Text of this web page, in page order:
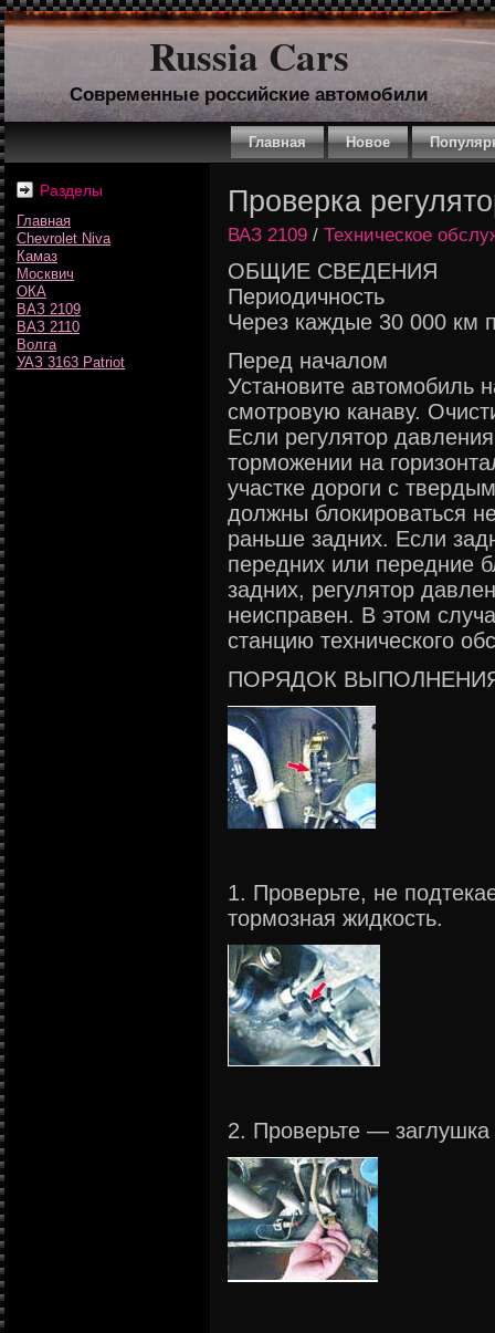
Russia Cars
Современные российские автомобили
Главная Новое
Разделы
Главная
Chevrolet Niva
Камаз
Москвич
ОКА
ВАЗ 2109
ВАЗ 2110
Волга
УАЗ 3163 Patriot
Проверка
ВАЗ 2109 / Техническое
ОБЩИЕ СВЕДЕНИЯ
Периодичность
Через каждые 30 000 км
Перед началом
Установите автомобиль
смотровую канаву.
Если регулятор
торможении на
участке дороги с
должны блокироваться
раньше задних. Если
передних или передние
задних, регулятор
неисправен. В этом
станцию технического
ПОРЯДОК
1. Проверьте, не
тормозная жидкость.
2. Проверьте —